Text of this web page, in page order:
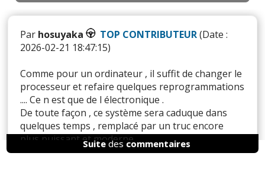
Par hosuyaka TOP CONTRIBUTEUR(Date :
2026-02-21 18:47:15)
Comme pour un ordinateur , il suffit de changer le
processeur et refaire quelques reprogrammations
.... Ce n est que de l électronique .
De toute façon , ce système sera caduque dans
quelques temps , remplacé par un truc encore
plus puissant et moderne .
La seule solution facile , le leasing , comme cela ,
Suitedes commentaires